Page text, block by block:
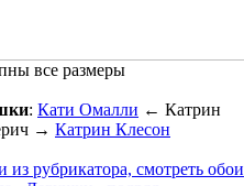
все размеры
: Кати Омалли ← Катрин
→ Катрин Клесон
из рубрикатора, смотреть обои